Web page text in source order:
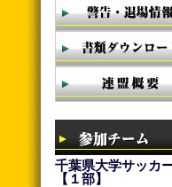
千葉県大学サッカ
【１部】